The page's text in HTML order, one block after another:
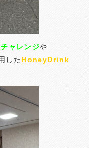
ャレンジや
した HoneyDrink